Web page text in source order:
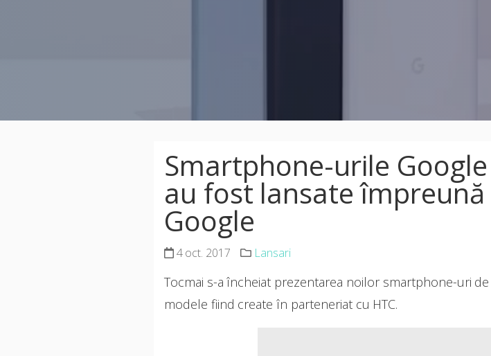
Smartphone-urile
au fost lansate
Google
4 oct. 2017 Lansari
Tocmai s-a încheiat prezentarea noilor smartphone-uri
modele fiind create în parteneriat cu HTC.